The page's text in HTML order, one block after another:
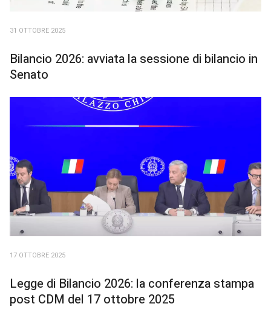
31 OTTOBRE 2025
Bilancio 2026: avviata la sessione di bilancio in
Senato
17 OTTOBRE 2025
Legge di Bilancio 2026: la conferenza stampa
post CDM del 17 ottobre 2025